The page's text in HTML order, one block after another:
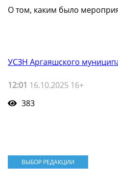
О том, каким было
УСЗН Аргаяшского
12:01 16.10.2025 16+
383
ВЫБОР РЕДАКЦИИ